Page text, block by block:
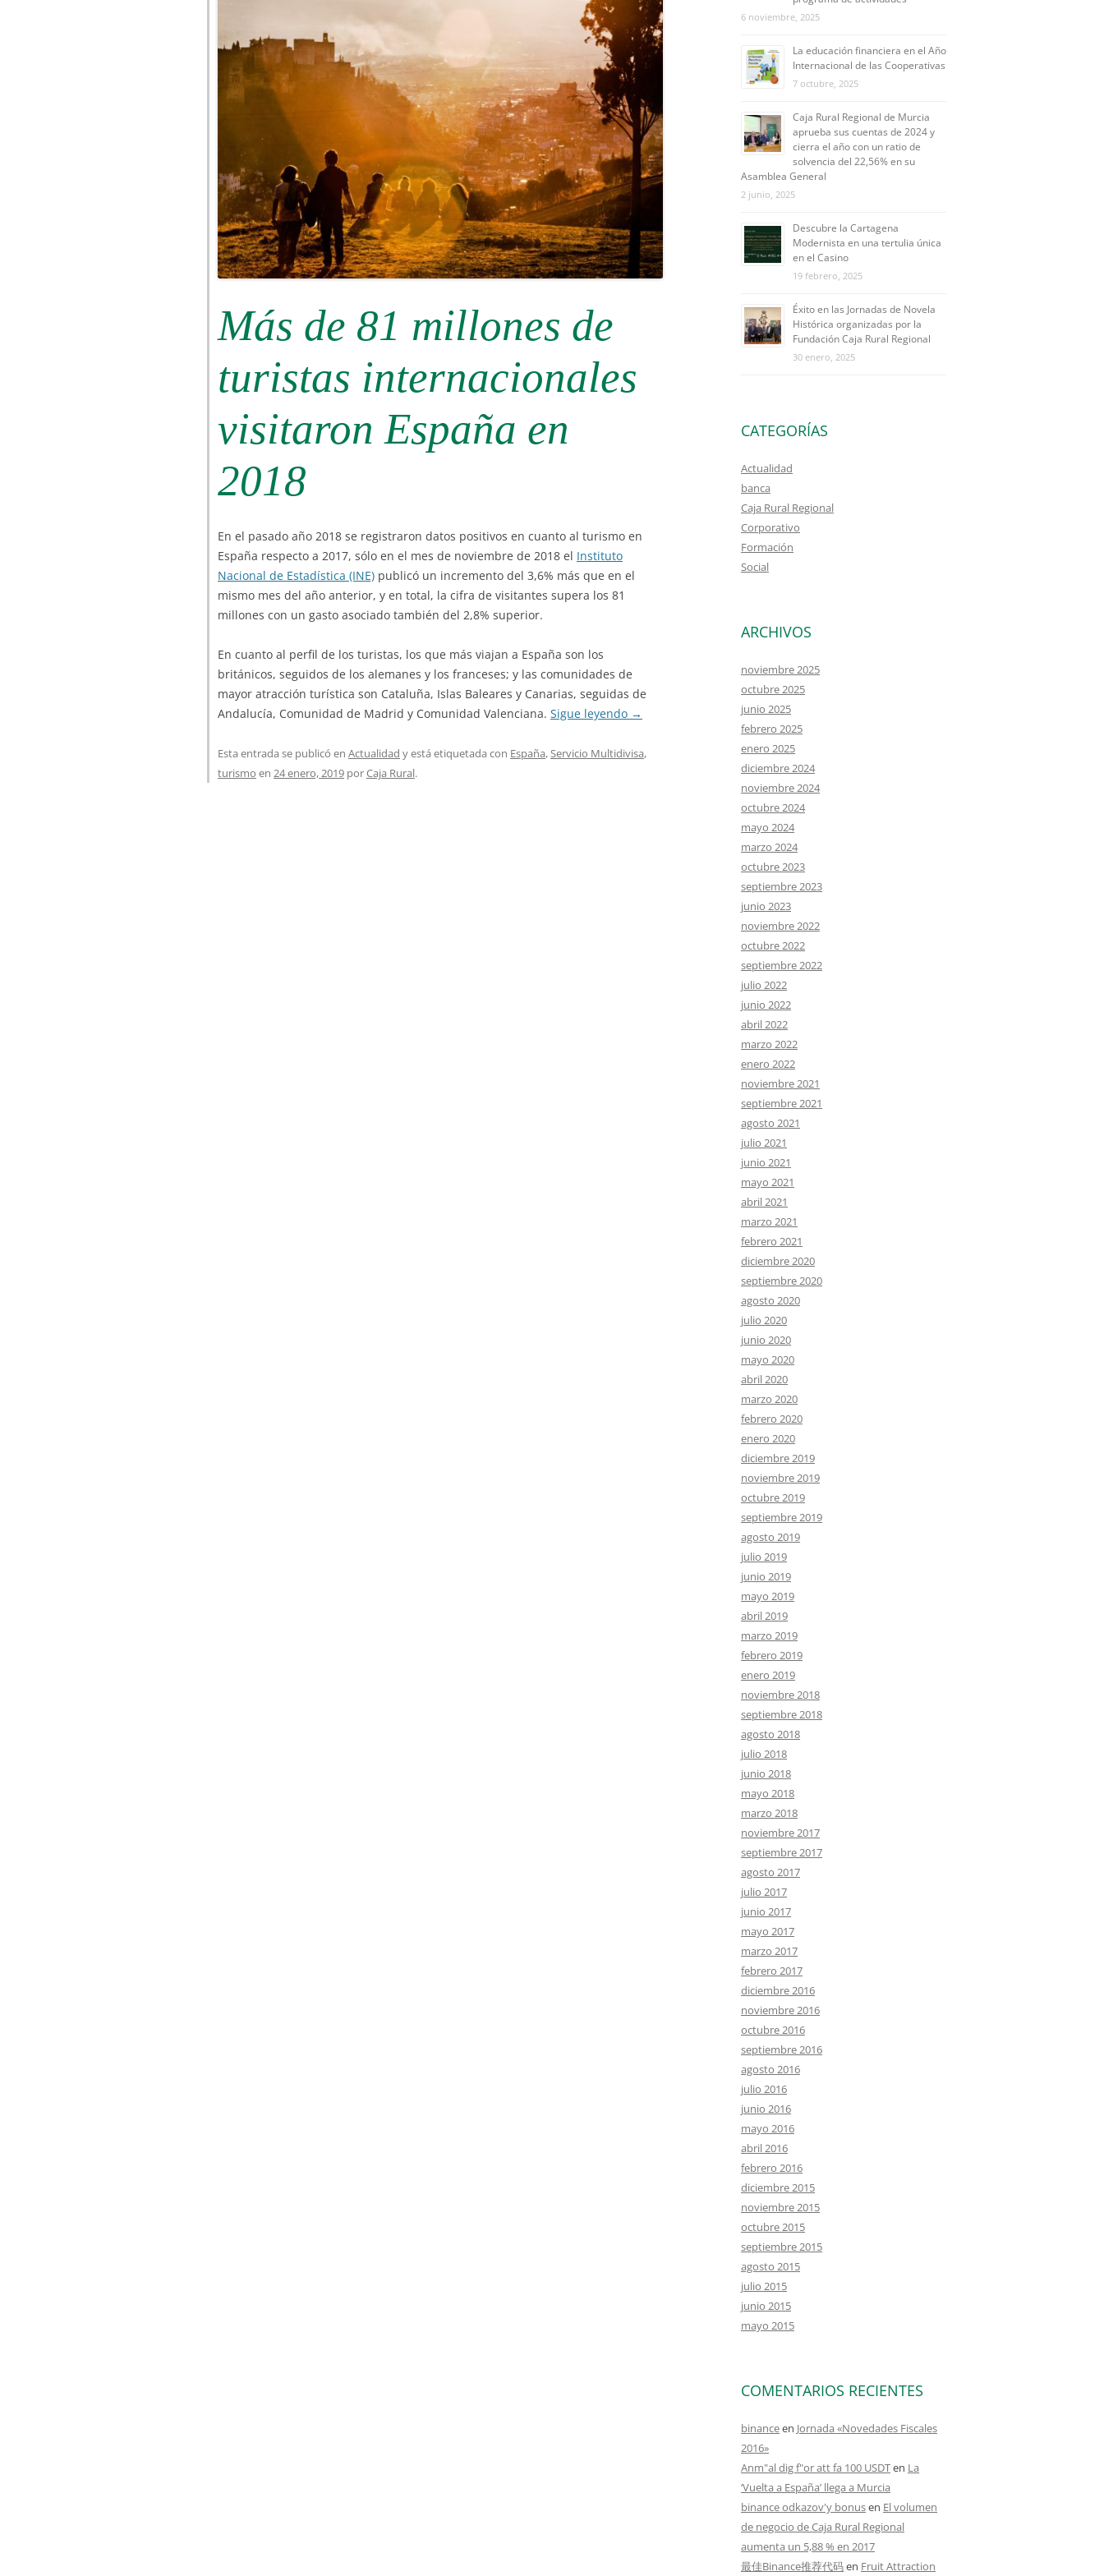
Más de 81 millones de
turistas internacionales
visitaron España en
2018
En el pasado año 2018 se registraron datos positivos en cuanto al turismo en
España respecto a 2017, sólo en el mes de noviembre de 2018 el Instituto
Nacional de Estadística (INE) publicó un incremento del 3,6% más que en el
mismo mes del año anterior, y en total, la cifra de visitantes supera los 81
millones con un gasto asociado también del 2,8% superior.
En cuanto al perfil de los turistas, los que más viajan a España son los
británicos, seguidos de los alemanes y los franceses; y las comunidades de
mayor atracción turística son Cataluña, Islas Baleares y Canarias, seguidas de
Andalucía, Comunidad de Madrid y Comunidad Valenciana. Sigue leyendo →
Esta entrada se publicó en Actualidad y está etiquetada con España,Servicio Multidivisa,
turismo en 24 enero, 2019 porCaja Rural.
6 noviembre, 2025
La educación financiera en el Año
Internacional de las Cooperativas
7 octubre, 2025
Caja Rural Regional de Murcia
aprueba sus cuentas de 2024 y
cierra el año con un ratio de
solvencia del 22,56% en su
Asamblea General
2 junio, 2025
Descubre la Cartagena
Modernista en una tertulia única
en el Casino
19 febrero, 2025
Éxito en las Jornadas de Novela
Histórica organizadas por la
Fundación Caja Rural Regional
30 enero, 2025
CATEGORÍAS
Actualidad
banca
Caja Rural Regional
Corporativo
Formación
Social
ARCHIVOS
noviembre 2025
octubre 2025
junio 2025
febrero 2025
enero 2025
diciembre 2024
noviembre 2024
octubre 2024
mayo 2024
marzo 2024
octubre 2023
septiembre 2023
junio 2023
noviembre 2022
octubre 2022
septiembre 2022
julio 2022
junio 2022
abril 2022
marzo 2022
enero 2022
noviembre 2021
septiembre 2021
agosto 2021
julio 2021
junio 2021
mayo 2021
abril 2021
marzo 2021
febrero 2021
diciembre 2020
septiembre 2020
agosto 2020
julio 2020
junio 2020
mayo 2020
abril 2020
marzo 2020
febrero 2020
enero 2020
diciembre 2019
noviembre 2019
octubre 2019
septiembre 2019
agosto 2019
julio 2019
junio 2019
mayo 2019
abril 2019
marzo 2019
febrero 2019
enero 2019
noviembre 2018
septiembre 2018
agosto 2018
julio 2018
junio 2018
mayo 2018
marzo 2018
noviembre 2017
septiembre 2017
agosto 2017
julio 2017
junio 2017
mayo 2017
marzo 2017
febrero 2017
diciembre 2016
noviembre 2016
octubre 2016
septiembre 2016
agosto 2016
julio 2016
junio 2016
mayo 2016
abril 2016
febrero 2016
diciembre 2015
noviembre 2015
octubre 2015
septiembre 2015
agosto 2015
julio 2015
junio 2015
mayo 2015
COMENTARIOS RECIENTES
binanceen Jornada «Novedades Fiscales
2016»
Anm"al dig f"or att fa 100 USDTen La
‘Vuelta a España’ llega a Murcia
binance odkazov'y bonusen El volumen
de negocio de Caja Rural Regional
aumenta un 5,88 % en 2017
最佳Binance推荐代码en Fruit Attraction